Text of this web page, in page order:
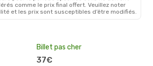
comme le prix final offert. Veuillez noter
et les prix sont susceptibles d’être modifiés.
Billet pas cher
37€